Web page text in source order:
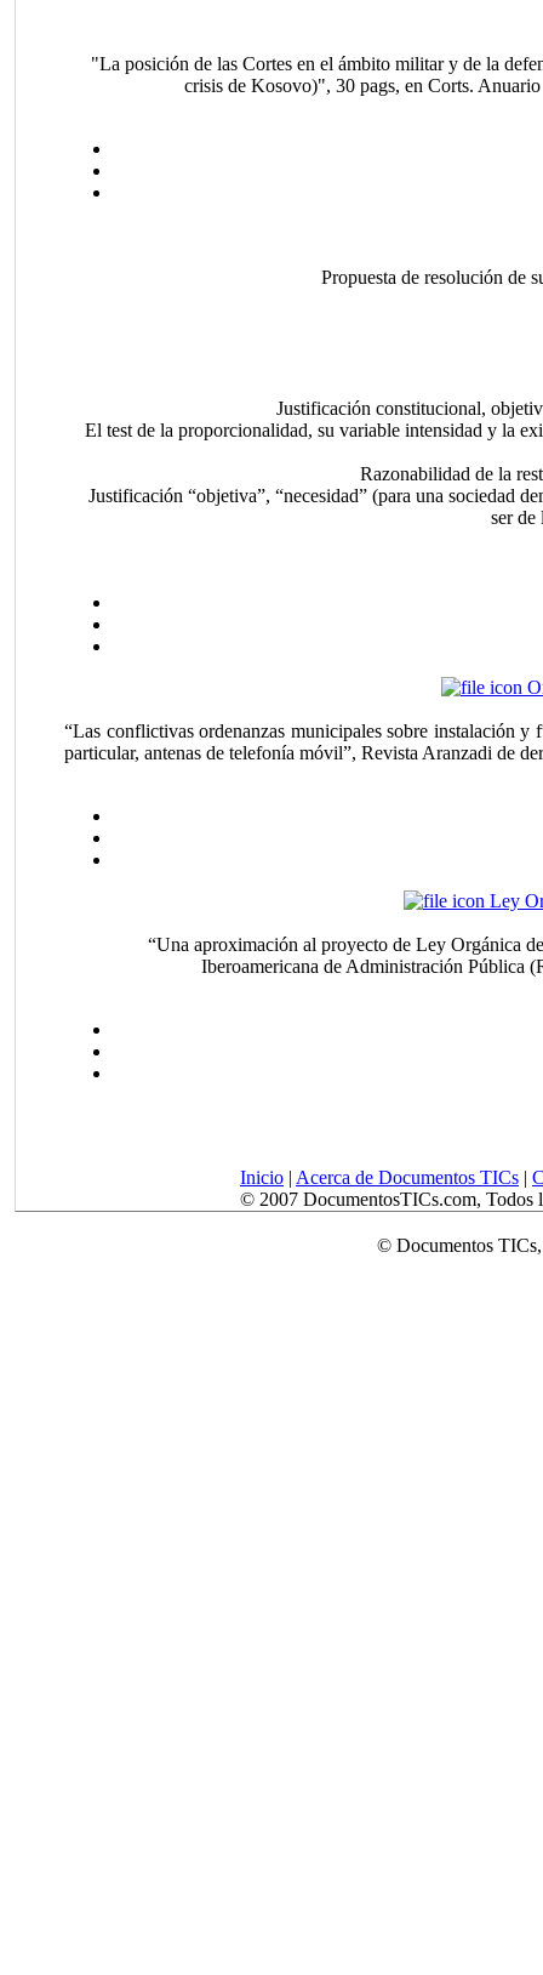
"La posición de las Cortes en el ámbito militar y de la
crisis de Kosovo)", 30 pags, en Corts.
Propuesta de resolución de
Justificación constitucional,
El test de la proporcionalidad, su variable intensidad y la
Razonabilidad de la
Justificación “objetiva”, “necesidad” (para una sociedad
ser de
“Las conflictivas ordenanzas municipales sobre instalación y
particular, antenas de telefonía móvil”, Revista Aranzadi de
Ley
“Una aproximación al proyecto de Ley Orgánica
Iberoamericana de Administración Pública
Inicio | Acerca de Documentos TICs |
© 2007 DocumentosTICs.com, Todos
© Documentos